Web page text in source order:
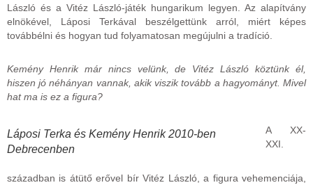
László és a Vitéz László-játék hungarikum legyen. Az alapítvány
elnökével, Láposi Terkával beszélgettünk arról, miért képes
továbbélni és hogyan tud folyamatosan megújulni a tradíció.
Kemény Henrik már nincs velünk, de Vitéz László köztünk él,
hiszen jó néhányan vannak, akik viszik tovább a hagyományt. Mivel
hat ma is ez a figura?
Láposi Terka és Kemény Henrik 2010-ben
Debrecenben
A XX-
XXI.
században is átütő erővel bír Vitéz László, a figura vehemenciája,